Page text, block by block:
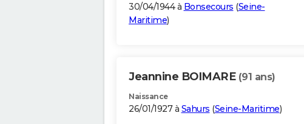
30/04/1944 à Bonsecours (Seine-
Maritime)
Jeannine BOIMARE (91 ans)
Naissance
26/01/1927 à Sahurs (Seine-Maritime)